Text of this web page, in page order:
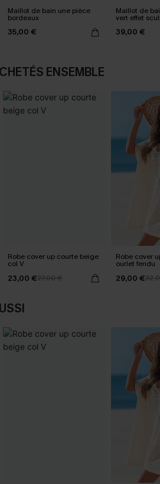
Maillot de bain une pièce
bordeaux
35,00 €
Maillot de
vert effet
39,00 €
ENSEMBLE
Robe cover up courte beige
col V
23,00 €27,00 €
Robe cover
ourlet fendu
29,00 €